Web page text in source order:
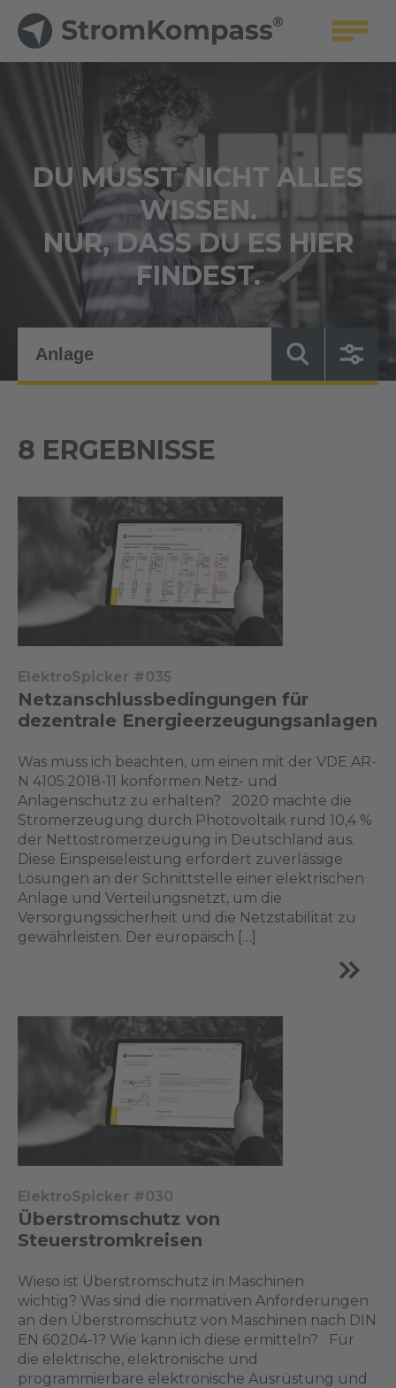
DU MUSST NICHT ALLES
WISSEN.
NUR, DASS DU ES HIER
FINDEST.
8 ERGEBNISSE
ElektroSpicker #035
Netzanschlussbedingungen für
dezentrale Energieerzeugungsanlagen
Was muss ich beachten, um einen mit der VDE AR-
N 4105:2018-11 konformen Netz- und
Anlagenschutz zu erhalten? 2020 machte die
Stromerzeugung durch Photovoltaik rund 10,4 %
der Nettostromerzeugung in Deutschland aus.
Diese Einspeiseleistung erfordert zuverlässige
Lösungen an der Schnittstelle einer elektrischen
Anlage und Verteilungsnetzt, um die
Versorgungssicherheit und die Netzstabilität zu
gewährleisten. Der europäisch […]
ElektroSpicker #030
Überstromschutz von
Steuerstromkreisen
Wieso ist Überstromschutz in Maschinen
wichtig? Was sind die normativen Anforderungen
an den Überstromschutz von Maschinen nach DIN
EN 60204-1? Wie kann ich diese ermitteln? Für
die elektrische, elektronische und
programmierbare elektronische Ausrüstung und